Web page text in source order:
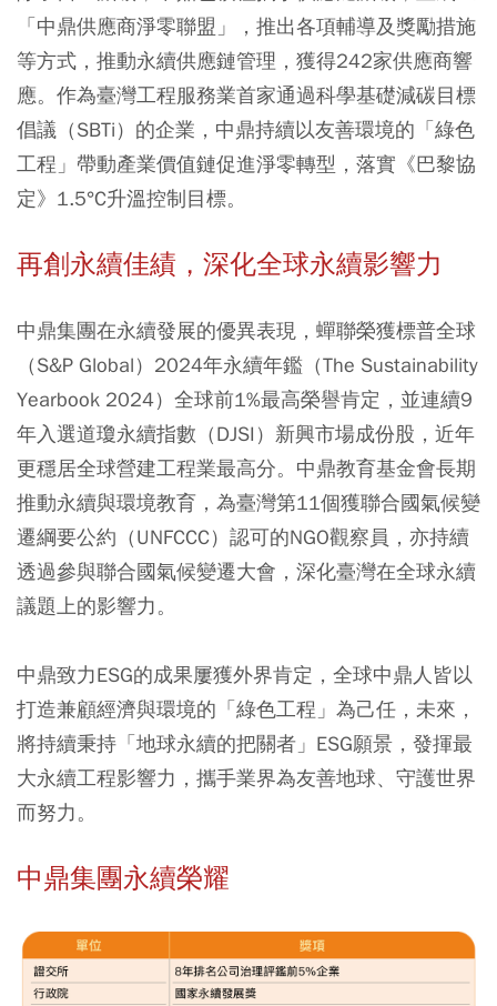
「中鼎供應商淨零聯盟」，推出各項輔導及獎勵措施
等方式，推動永續供應鏈管理，獲得242家供應商響
應。作為臺灣工程服務業首家通過科學基礎減碳目標
倡議（SBTi）的企業，中鼎持續以友善環境的「綠色
工程」帶動產業價值鏈促進淨零轉型，落實《巴黎協
定》1.5°C升溫控制目標。
再創永續佳績，深化全球永續影響力
中鼎集團在永續發展的優異表現，蟬聯榮獲標普全球
（S&P Global）2024年永續年鑑（The Sustainability
Yearbook 2024）全球前1%最高榮譽肯定，並連續9
年入選道瓊永續指數（DJSI）新興市場成份股，近年
更穩居全球營建工程業最高分。中鼎教育基金會長期
推動永續與環境教育，為臺灣第11個獲聯合國氣候變
遷綱要公約（UNFCCC）認可的NGO觀察員，亦持續
透過參與聯合國氣候變遷大會，深化臺灣在全球永續
議題上的影響力。
中鼎致力ESG的成果屢獲外界肯定，全球中鼎人皆以
打造兼顧經濟與環境的「綠色工程」為己任，未來，
將持續秉持「地球永續的把關者」ESG願景，發揮最
大永續工程影響力，攜手業界為友善地球、守護世界
而努力。
中鼎集團永續榮耀